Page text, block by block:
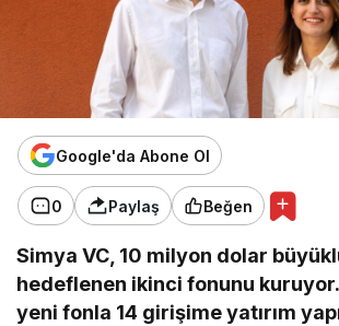
Google'da Abone Ol
0 Paylaş Beğen
Simya VC, 10 milyon dolar
hedeflenen ikinci fonunu
yeni fonla 14 girişime yatırım